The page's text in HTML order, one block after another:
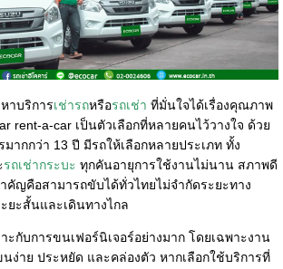
าบริการเช่ารถหรือรถเช่า ที่มั่นใจได้เรื่องคุณภาพ
rent-a-car เป็นตัวเลือกที่หลายคนไว้วางใจ ด้วย
ากกว่า 13 ปี มีรถให้เลือกหลายประเภท ทั้ง
รถเช่ากระบะ ทุกคันอายุการใช้งานไม่นาน สภาพดี
คัญคือสามารถขับได้ทั่วไทยไม่จำกัดระยะทาง
ยะสั้นและเดินทางไกล
ะกับการขนเฟอร์นิเจอร์อย่างมาก โดยเฉพาะงาน
ง่าย ประหยัด และคล่องตัว หากเลือกใช้บริการที่